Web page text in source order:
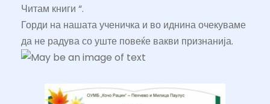
Читам книги “.
Горди на нашата ученичка и во иднина очекуваме
да не радува со уште повеќе вакви признанија.